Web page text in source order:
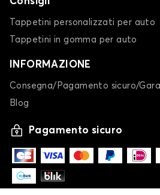
Tappetini personalizzati per auto
Tappetini in gomma per auto
INFORMAZIONE
Consegna/Pagamento sicuro/
Blog
Pagamento sicuro